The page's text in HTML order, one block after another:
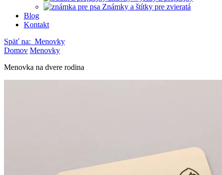
Známky a štítky pre zvieratá
Blog
Kontakt
Späť na: Menovky
Domov Menovky
Menovka na dvere rodina